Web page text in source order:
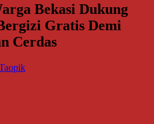
Bekasi Dukung
Gratis Demi
Cerdas